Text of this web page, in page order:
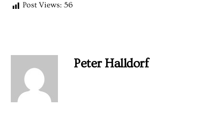
Post Views: 56
Peter Halldorf